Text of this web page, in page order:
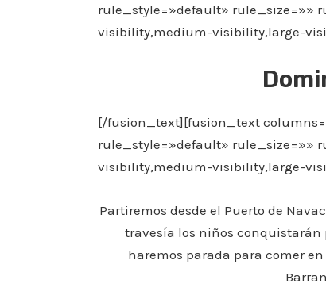
rule_style=»default» rule_size=»»
visibility,medium-visibility,large-
[/fusion_text][fusion_text
rule_style=»default» rule_size=»»
visibility,medium-visibility,large-
Partiremos desde el Puerto de
travesía los niños conquistarán
haremos parada para comer